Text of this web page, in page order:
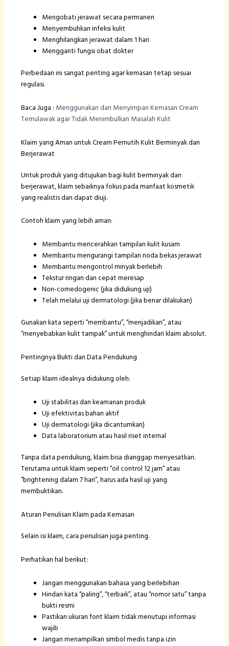
Mengobati jerawat secara permanen
Menyembuhkan infeksi kulit
Menghilangkan jerawat dalam 1 hari
Mengganti fungsi obat dokter
Perbedaan ini sangat penting agar kemasan tetap sesuai
regulasi.
Baca Juga : Menggunakan dan Menyimpan Kemasan Cream
Temulawak agar Tidak Menimbulkan Masalah Kulit
Klaim yang Aman untuk Cream Pemutih Kulit Berminyak dan
Berjerawat
Untuk produk yang ditujukan bagi kulit berminyak dan
berjerawat, klaim sebaiknya fokus pada manfaat kosmetik
yang realistis dan dapat diuji.
Contoh klaim yang lebih aman:
Membantu mencerahkan tampilan kulit kusam
Membantu mengurangi tampilan noda bekas jerawat
Membantu mengontrol minyak berlebih
Tekstur ringan dan cepat meresap
Non-comedogenic (jika didukung uji)
Telah melalui uji dermatologi (jika benar dilakukan)
Gunakan kata seperti “membantu”, “menjadikan”, atau
“menyebabkan kulit tampak” untuk menghindari klaim absolut.
Pentingnya Bukti dan Data Pendukung
Setiap klaim idealnya didukung oleh:
Uji stabilitas dan keamanan produk
Uji efektivitas bahan aktif
Uji dermatologi (jika dicantumkan)
Data laboratorium atau hasil riset internal
Tanpa data pendukung, klaim bisa dianggap menyesatkan.
Terutama untuk klaim seperti “oil control 12 jam” atau
“brightening dalam 7 hari”, harus ada hasil uji yang
membuktikan.
Aturan Penulisan Klaim pada Kemasan
Selain isi klaim, cara penulisan juga penting.
Perhatikan hal berikut:
Jangan menggunakan bahasa yang berlebihan
Hindari kata “paling”, “terbaik”, atau “nomor satu” tanpa
bukti resmi
Pastikan ukuran font klaim tidak menutupi informasi
wajib
Jangan menampilkan simbol medis tanpa izin